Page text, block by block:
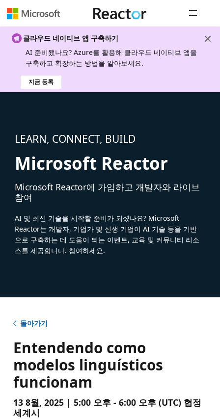
클라우드 네이티브 앱 구축하기
AI 준비됐나요? Azure를 활용해 클라우드 네이티브 앱을
구축하고 확장하는 방법을 알아보세요.
지금 등록
LEARN, CONNECT, BUILD
Microsoft Reactor
Microsoft Reactor에 가입하고 개발자와 라이브
참여
AI 및 최신 기술을 시작할 준비가 되셨나요? Microsoft
Reactor는 개발자, 기업가 및 신생 기업이 AI 기술 등을 기반
으로 구축하는 데 도움이 되는 이벤트, 교육 및 커뮤니티 리소
스를 제공합니다. 참여하세요.
돌아가기
Entendendo como
modelos linguísticos
funcionam
13 8월, 2025 | 5:00 오후 - 6:00 오후 (UTC) 협정
세계시